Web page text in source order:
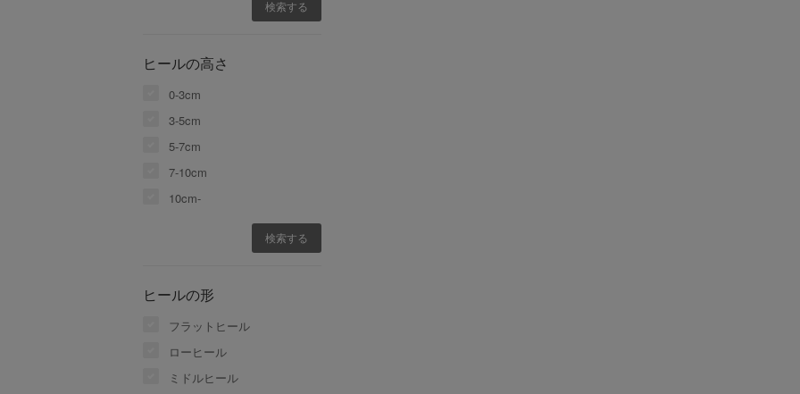
ヒールの高さ
0-3cm
3-5cm
5-7cm
7-10cm
10cm-
ヒールの形
フラットヒール
ローヒール
ミドルヒール